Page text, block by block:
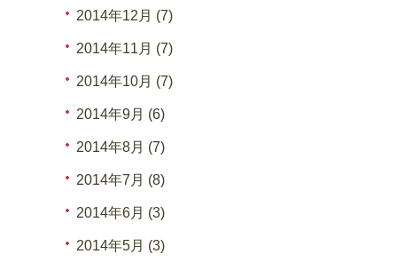
2014年12月 (7)
2014年11月 (7)
2014年10月 (7)
2014年9月 (6)
2014年8月 (7)
2014年7月 (8)
2014年6月 (3)
2014年5月 (3)